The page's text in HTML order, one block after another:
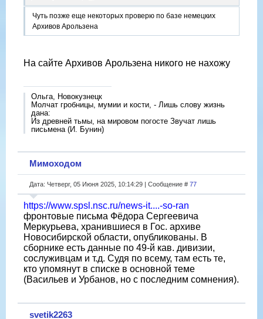
Чуть позже еще некоторых проверю по базе немецких
Архивов Арользена
На сайте Архивов Арользена никого не нахожу
Ольга, Новокузнецк
Молчат гробницы, мумии и кости, - Лишь слову жизнь
дана:
Из древней тьмы, на мировом погосте Звучат лишь
письмена (И. Бунин)
Мимоходом
Дата: Четверг, 05 Июня 2025, 10:14:29 | Сообщение # 77
https://www.spsl.nsc.ru/news-it....-so-ran
фронтовые письма Фёдора Сергеевича
Меркурьева, хранившиеся в Гос. архиве
Новосибирской области, опубликованы. В
сборнике есть данные по 49-й кав. дивизии,
сослуживцам и т.д. Судя по всему, там есть те,
кто упомянут в списке в основной теме
(Васильев и Урбанов, но с последним сомнения).
svetik2263